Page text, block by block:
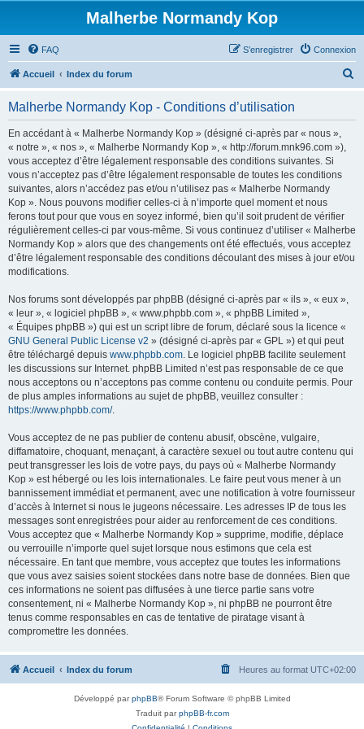
Malherbe Normandy Kop
FAQ Connexion
S’enregistrer
Accueil Index du forum
Malherbe Normandy Kop - Conditions d’utilisation
En accédant à « Malherbe Normandy Kop » (désigné ci-après par « nous »,
« notre », « nos », « Malherbe Normandy Kop », « http://forum.mnk96.com »),
vous acceptez d’être légalement responsable des conditions suivantes. Si
vous n’acceptez pas d’être légalement responsable de toutes les conditions
suivantes, alors n’accédez pas et/ou n’utilisez pas « Malherbe Normandy
Kop ». Nous pouvons modifier celles-ci à n’importe quel moment et nous
ferons tout pour que vous en soyez informé, bien qu’il soit prudent de vérifier
régulièrement celles-ci par vous-même. Si vous continuez d’utiliser « Malherbe
Normandy Kop » alors que des changements ont été effectués, vous acceptez
d’être légalement responsable des conditions découlant des mises à jour et/ou
modifications.
Nos forums sont développés par phpBB (désigné ci-après par « ils », « eux »,
« leur », « logiciel phpBB », « www.phpbb.com », « phpBB Limited »,
« Équipes phpBB ») qui est un script libre de forum, déclaré sous la licence «
GNU General Public License v2 » (désigné ci-après par « GPL ») et qui peut
être téléchargé depuis www.phpbb.com. Le logiciel phpBB facilite seulement
les discussions sur Internet. phpBB Limited n’est pas responsable de ce que
nous acceptons ou n’acceptons pas comme contenu ou conduite permis. Pour
de plus amples informations au sujet de phpBB, veuillez consulter :
https://www.phpbb.com/.
Vous acceptez de ne pas publier de contenu abusif, obscène, vulgaire,
diffamatoire, choquant, menaçant, à caractère sexuel ou tout autre contenu qui
peut transgresser les lois de votre pays, du pays où « Malherbe Normandy
Kop » est hébergé ou les lois internationales. Le faire peut vous mener à un
bannissement immédiat et permanent, avec une notification à votre fournisseur
d’accès à Internet si nous le jugeons nécessaire. Les adresses IP de tous les
messages sont enregistrées pour aider au renforcement de ces conditions.
Vous acceptez que « Malherbe Normandy Kop » supprime, modifie, déplace
ou verrouille n’importe quel sujet lorsque nous estimons que cela est
nécessaire. En tant que membre, vous acceptez que toutes les informations
que vous avez saisies soient stockées dans notre base de données. Bien que
ces informations ne soient pas diffusées à une tierce partie sans votre
consentement, ni « Malherbe Normandy Kop », ni phpBB ne pourront être
tenus comme responsables en cas de tentative de piratage visant à
compromettre les données.
Accueil Index du forum Heures au format UTC+02:00
Développé parphpBB® Forum Software © phpBB Limited
Traduit parphpBB-fr.com